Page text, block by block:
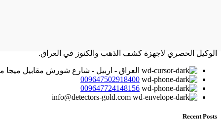
الوكيل الحصري لاجهزة كشف الذهب والكنوز في العراق.
العراق - اربيل - شارع شورش مقابيل ميجا
009647502918400
009647724148156
info@detectors-gold.com
Recent Posts